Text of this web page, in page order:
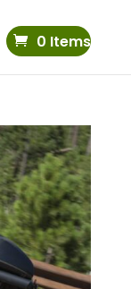
0 Items